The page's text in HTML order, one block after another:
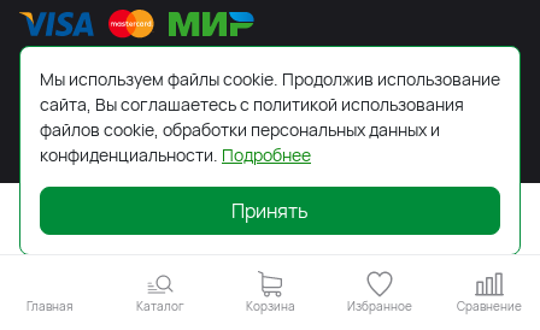
2026 © Все права защищены. Работает наReadyScript
Главная Каталог Корзина Избранное Сравнение
Мы используем файлы cookie. Продолжив использование
сайта, Вы соглашаетесь с политикой использования
файлов cookie, обработки персональных данных и
конфиденциальности. Подробнее
Принять